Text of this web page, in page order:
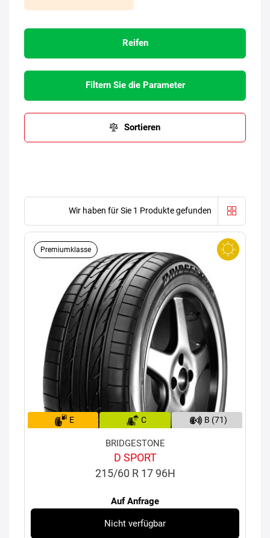
Reifen
Filtern Sie die Parameter
Sortieren
Wir haben für Sie 1 Produkte gefunden
Premiumklasse
E C B (71)
BRIDGESTONE
D SPORT
215/60 R 17 96H
Auf Anfrage
Nicht verfügbar